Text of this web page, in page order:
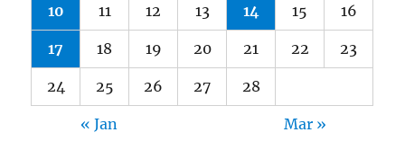
10 11 12 13 14 15 16
17 18 19 20 21 22 23
24 25 26 27 28
« Jan Mar »